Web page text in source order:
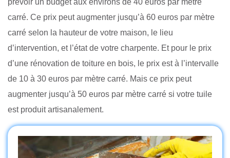
prévoir un budget aux environs de 40 euros par mètre
carré. Ce prix peut augmenter jusqu’à 60 euros par mètre
carré selon la hauteur de votre maison, le lieu
d’intervention, et l’état de votre charpente. Et pour le prix
d’une rénovation de toiture en bois, le prix est à l’intervalle
de 10 à 30 euros par mètre carré. Mais ce prix peut
augmenter jusqu’à 50 euros par mètre carré si votre tuile
est produit artisanalement.